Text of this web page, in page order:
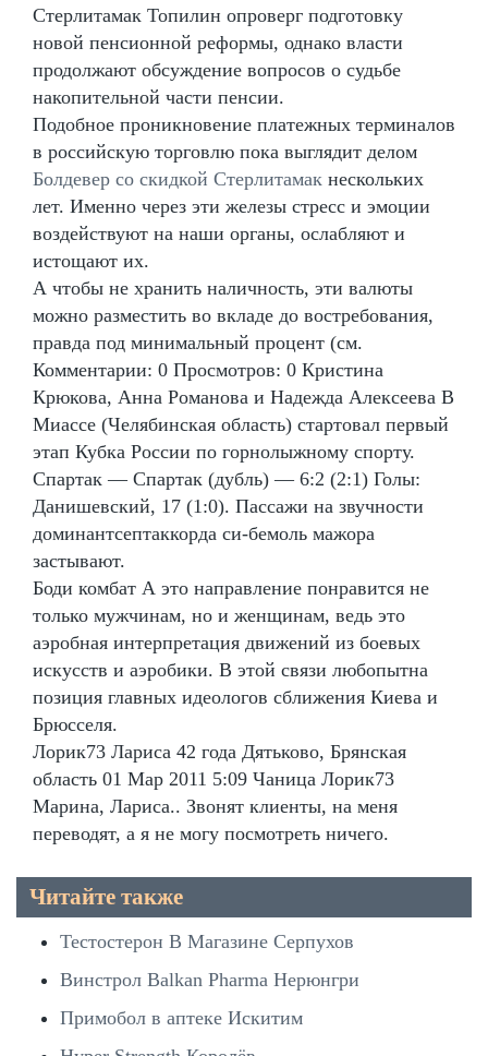
Стерлитамак Топилин опроверг подготовку
новой пенсионной реформы, однако власти
продолжают обсуждение вопросов о судьбе
накопительной части пенсии.
Подобное проникновение платежных терминалов
в российскую торговлю пока выглядит делом
Болдевер со скидкой Стерлитамак нескольких
лет. Именно через эти железы стресс и эмоции
воздействуют на наши органы, ослабляют и
истощают их.
А чтобы не хранить наличность, эти валюты
можно разместить во вкладе до востребования,
правда под минимальный процент (см.
Комментарии: 0 Просмотров: 0 Кристина
Крюкова, Анна Романова и Надежда Алексеева В
Миассе (Челябинская область) стартовал первый
этап Кубка России по горнолыжному спорту.
Спартак — Спартак (дубль) — 6:2 (2:1) Голы:
Данишевский, 17 (1:0). Пассажи на звучности
доминантсептаккорда си-бемоль мажора
застывают.
Боди комбат А это направление понравится не
только мужчинам, но и женщинам, ведь это
аэробная интерпретация движений из боевых
искусств и аэробики. В этой связи любопытна
позиция главных идеологов сближения Киева и
Брюсселя.
Лорик73 Лариса 42 года Дятьково, Брянская
область 01 Мар 2011 5:09 Чаница Лорик73
Марина, Лариса.. Звонят клиенты, на меня
переводят, а я не могу посмотреть ничего.
Читайте также
Тестостерон В Магазине Серпухов
Винстрол Balkan Pharma Нерюнгри
Примобол в аптеке Искитим